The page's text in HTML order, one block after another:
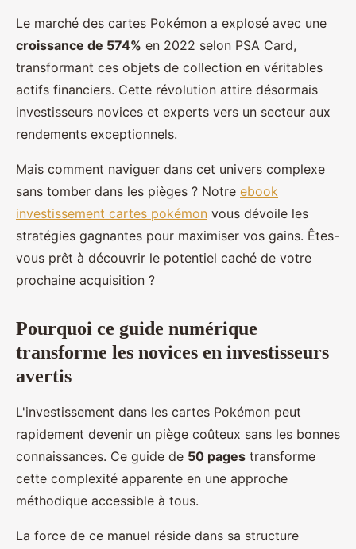
Le marché des cartes Pokémon a explosé avec une
croissance de 574% en 2022 selon PSA Card,
transformant ces objets de collection en véritables
actifs financiers. Cette révolution attire désormais
investisseurs novices et experts vers un secteur aux
rendements exceptionnels.
Mais comment naviguer dans cet univers complexe
sans tomber dans les pièges ? Notre ebook
investissement cartes pokémon vous dévoile les
stratégies gagnantes pour maximiser vos gains. Êtes-
vous prêt à découvrir le potentiel caché de votre
prochaine acquisition ?
Pourquoi ce guide numérique
transforme les novices en investisseurs
avertis
L'investissement dans les cartes Pokémon peut
rapidement devenir un piège coûteux sans les bonnes
connaissances. Ce guide de 50 pages transforme
cette complexité apparente en une approche
méthodique accessible à tous.
La force de ce manuel réside dans sa structure